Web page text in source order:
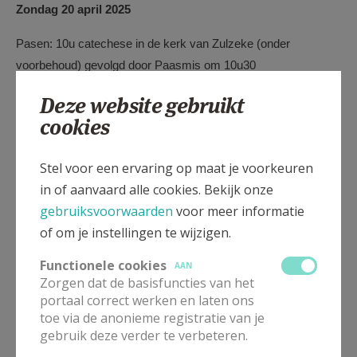
Zondag 20 april 2025
Pasen: 10u catechese in de kerk van Zulzeke (onder
voorbehoud) gevolgd door Paasmis om 10u30
Donderdag 1 mei 2025
Maria-maand: 14u-17u wandeling vanaf kerk Ruien met 4-
Donderdag 15 mei 2025
Donderdag 22 mei 2025
Repetitie Vormsel: 16u30 tot 17u30, kerk van Berchem
Zaterdag 24 mei 2025
Deze website gebruikt
cookies
Stel voor een ervaring op maat je voorkeuren
in of aanvaard alle cookies. Bekijk onze
gebruiksvoorwaarden voor meer informatie
of om je instellingen te wijzigen.
Functionele cookies
AAN
Zorgen dat de basisfuncties van het
portaal correct werken en laten ons
toe via de anonieme registratie van je
gebruik deze verder te verbeteren.